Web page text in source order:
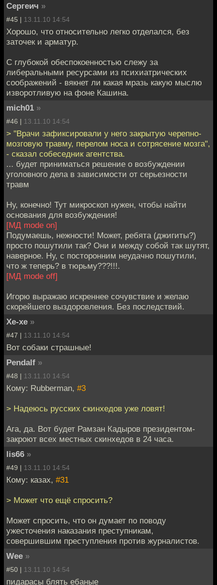
Сергеич »
#45 | 13.11.10 14:54
Хорошо, что относительно легко отделался, без
заточек и арматур.
С глубокой обеспокоенностью слежу за
либеральными ресурсами из психиатрических
соображений - вякнет ли какая мразь какую мыслю
изворотливую на фоне Кашина.
mich01 »
#46 | 13.11.10 14:54
> "Врачи зафиксировали у него закрытую черепно-
мозговую травму, перелом носа и сотрясение мозга",
- сказал собеседник агентства.
... будет приниматься решение о возбуждении
уголовного дела в зависимости от серьезности
травм
Ну, конечно! Тут микроскоп нужен, чтобы найти
основания для возбуждения!
[МД mode on]
Подумаешь, нежности! Может, ребята (джигиты?)
просто пошутили так? Они и между собой так шутят,
наверное. Ну, с посторонним неудачно пошутили,
что ж теперь? в тюрьму???!!!.
[МД mode off]
Игорю выражаю искреннее сочувствие и желаю
скорейшего выздоровления. Без последствий.
Хе-хе »
#47 | 13.11.10 14:54
Вот собаки страшные!
Pendalf »
#48 | 13.11.10 14:54
Кому: Rubberman, #3
> Надеюсь русских скинхедов уже ловят!
Ага, да. Вот будет Рамзан Кадыров президентом-
закроют всех местных скинхедов в 24 часа.
lis66 »
#49 | 13.11.10 14:54
Кому: казах, #31
> Может что ещё спросить?
Может спросить, что он думает по поводу
ужесточения наказания преступникам,
совершившим преступления против журналистов.
Wee »
#50 | 13.11.10 14:54
пидарасы блять ебаные